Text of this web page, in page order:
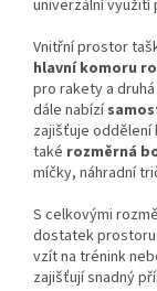
univerzální využití
Vnitřní prostor
hlavní komoru
pro rakety a
dále nabízí
zajišťuje oddělení
také rozměrná
míčky, náhradní
S celkovými
dostatek
vzít na trénink
zajišťují snadný